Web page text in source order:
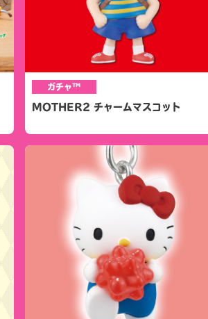
ガチャ™
MOTHER2 チャームマスコット